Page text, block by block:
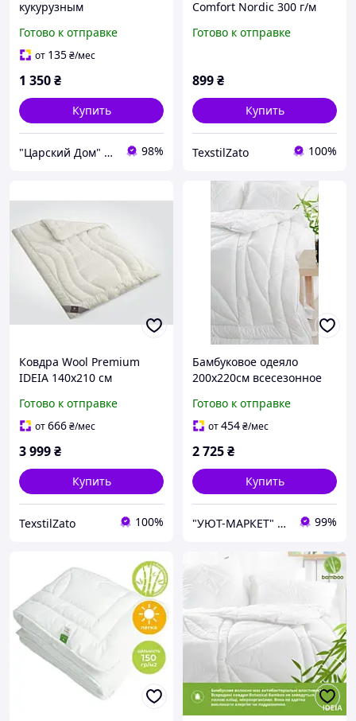
кукурузным
Готово к отправке
от 135₴/мес
1 350₴
Купить
"Царский Дом" - производитель постельного белья из натуральных тканей 98%
Comfort Nordic 300 г/м
Готово к отправке
899₴
Купить
TexstilZato 100%
Ковдра Wool Premium
IDEIA 140х210 см
зимова, бавовна щіл.400
Готово к отправке
от666₴/мес
3 999₴
Купить
TexstilZato 100%
Бамбуковое одеяло
200х220см всесезонное
Готово к отправке
от454₴/мес
2 725₴
Купить
"УЮТ-МАРКЕТ" интернет-магазин 99%